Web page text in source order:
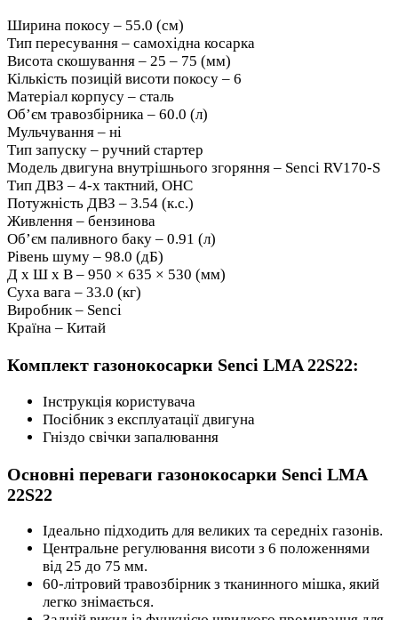
Ширина покосу – 55.0 (см)
Тип пересування – самохідна косарка
Висота скошування – 25 – 75 (мм)
Кількість позицій висоти покосу – 6
Матеріал корпусу – сталь
Об’єм травозбірника – 60.0 (л)
Мульчування – ні
Тип запуску – ручний стартер
Модель двигуна внутрішнього згоряння – Senci RV170-S
Тип ДВЗ – 4-х тактний, OHC
Потужність ДВЗ – 3.54 (к.с.)
Живлення – бензинова
Об’єм паливного баку – 0.91 (л)
Рівень шуму – 98.0 (дБ)
Д x Ш x В – 950 × 635 × 530 (мм)
Суха вага – 33.0 (кг)
Виробник – Senci
Країна – Китай
Комплект газонокосарки Senci LMA 22S22:
Інструкція користувача
Посібник з експлуатації двигуна
Гніздо свічки запалювання
Основні переваги газонокосарки Senci LMA
22S22
Ідеально підходить для великих та середніх газонів.
Центральне регулювання висоти з 6 положеннями
від 25 до 75 мм.
60-літровий травозбірник з тканинного мішка, який
легко знімається.